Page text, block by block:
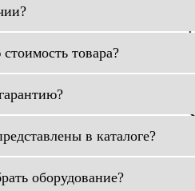
товара?
в каталоге?
оборудование?